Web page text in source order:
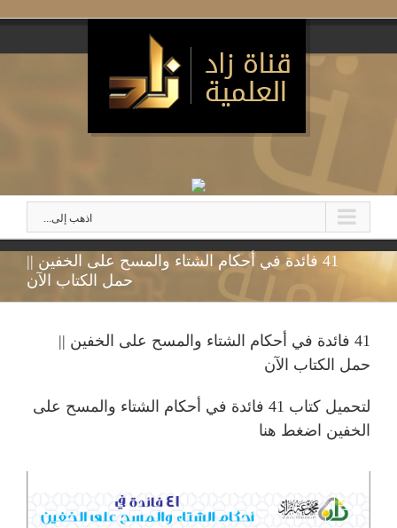
اذهب إلى...
41 فائدة في أحكام الشتاء والمسح على الخفين ||
حمل الكتاب الآن
41 فائدة في أحكام الشتاء والمسح على الخفين ||
حمل الكتاب الآن
لتحميل كتاب 41 فائدة في أحكام الشتاء والمسح على
الخفين اضغط هنا